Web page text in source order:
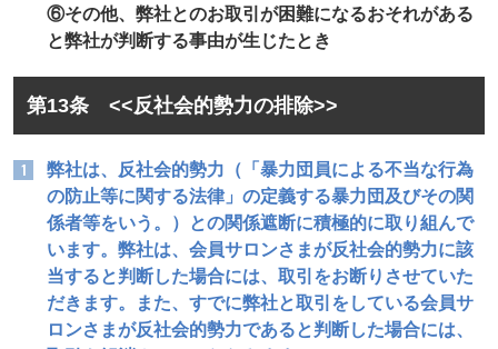
⑥その他、弊社とのお取引が困難になるおそれがある
と弊社が判断する事由が生じたとき
第13条 <<反社会的勢力の排除>>
弊社は、反社会的勢力（「暴力団員による不当な行為
の防止等に関する法律」の定義する暴力団及びその関
係者等をいう。）との関係遮断に積極的に取り組んで
います。弊社は、会員サロンさまが反社会的勢力に該
当すると判断した場合には、取引をお断りさせていた
だきます。また、すでに弊社と取引をしている会員サ
ロンさまが反社会的勢力であると判断した場合には、